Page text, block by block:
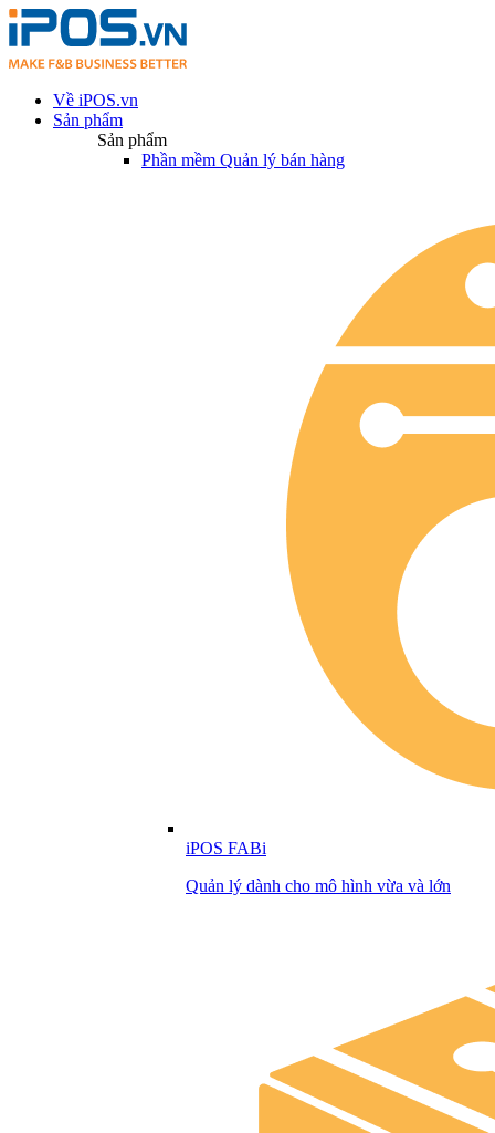
Về iPOS.vn
Sản phẩm
Sản phẩm
Phần mềm Quản lý bán hàng
iPOS FABi
Quản lý dành cho mô hình vừa và lớn